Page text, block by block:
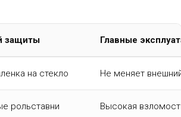
защиты Главные
на стекло Не меняет
рольставни Высокая